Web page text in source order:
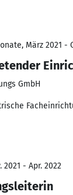
März 2021 -
GmbH
2021 - Apr. 2022